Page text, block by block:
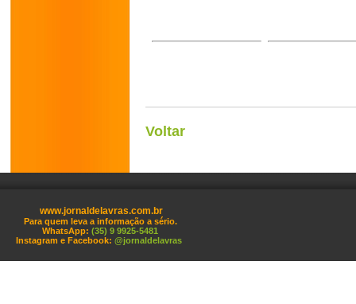
Voltar
www.jornaldelavras.com.br
Para quem leva a informação a sério.
WhatsApp: (35) 9 9925-5481
Instagram e Facebook: @jornaldelavras